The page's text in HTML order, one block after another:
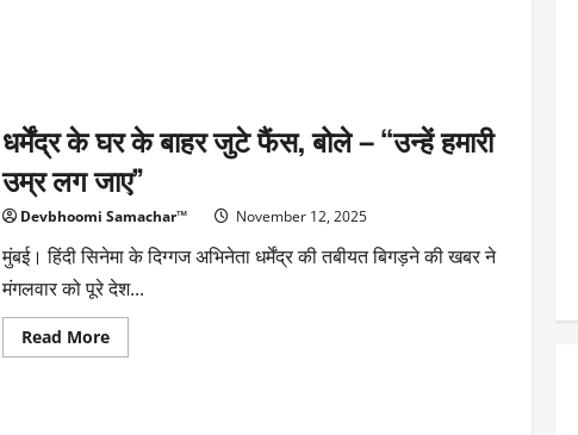
धर्मेंद्र के घर के बाहर जुटे फैंस, बोले – “उन्हें हमारी
उम्र लग जाए”
Devbhoomi Samachar™ November 12, 2025
मुंबई। हिंदी सिनेमा के दिग्गज अभिनेता धर्मेंद्र की तबीयत बिगड़ने की खबर ने
मंगलवार को पूरे देश...
Read MoreRead
more